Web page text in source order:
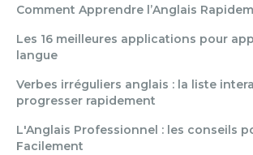
Comment Apprendre l’Anglais
Les 16 meilleures applications pour
langue
Verbes irréguliers anglais : la liste
progresser rapidement
L'Anglais Professionnel : les conseils
Facilement